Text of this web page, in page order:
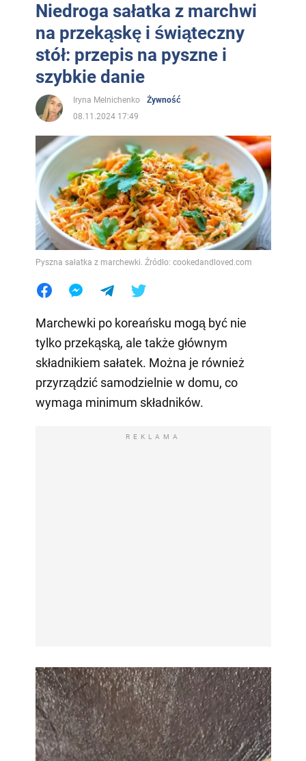
Niedroga sałatka z marchwi
na przekąskę i świąteczny
stół: przepis na pyszne i
szybkie danie
Iryna Melnichenko
Żywność
08.11.2024 17:49
Pyszna sałatka z marchewki. Źródło: cookedandloved.com
Marchewki po koreańsku mogą być nie
tylko przekąską, ale także głównym
składnikiem sałatek. Można je również
przyrządzić samodzielnie w domu, co
wymaga minimum składników.
REKLAMA